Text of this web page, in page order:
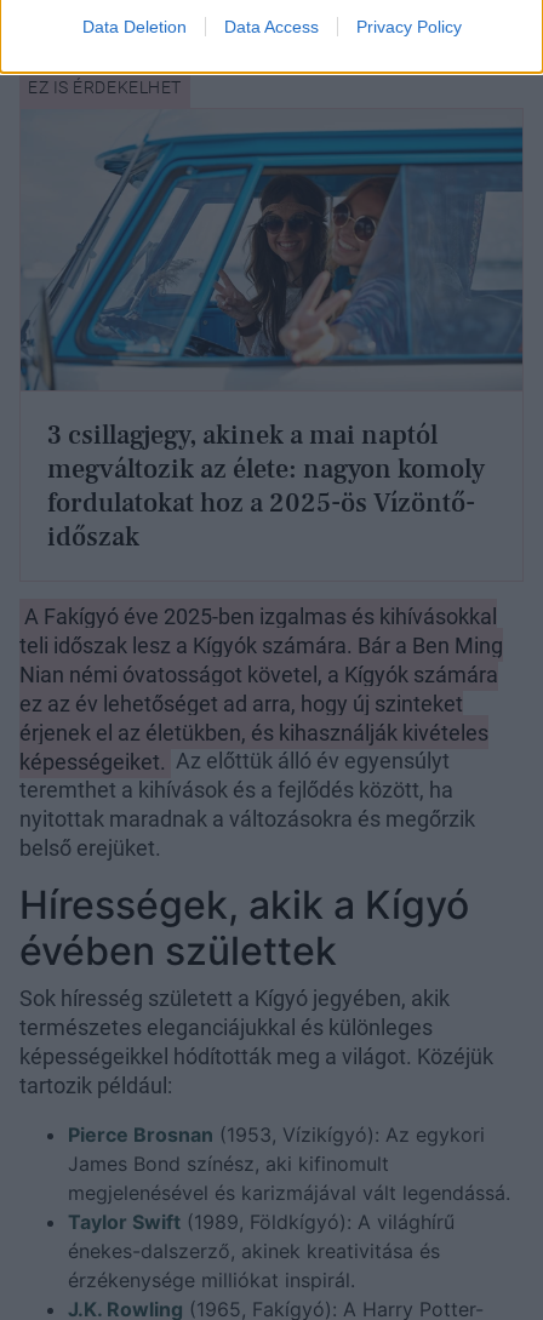
Data Deletion Data Access Privacy Policy
kiegyensúlyozottságot.
3 csillagjegy, akinek a mai naptól
megváltozik az élete: nagyon komoly
fordulatokat hoz a 2025-ös Vízöntő-
időszak
A Fakígyó éve 2025-ben izgalmas és kihívásokkal
teli időszak lesz a Kígyók számára. Bár a Ben Ming
Nian némi óvatosságot követel, a Kígyók számára
ez az év lehetőséget ad arra, hogy új szinteket
érjenek el az életükben, és kihasználják kivételes
képességeiket.
Az előttük álló év egyensúlyt
teremthet a kihívások és a fejlődés között, ha
nyitottak maradnak a változásokra és megőrzik
belső erejüket.
Hírességek, akik a Kígyó
évében születtek
Sok híresség született a Kígyó jegyében, akik
természetes eleganciájukkal és különleges
képességeikkel hódították meg a világot. Közéjük
tartozik például:
Pierce Brosnan (1953, Vízikígyó): Az egykori
James Bond színész, aki kifinomult
megjelenésével és karizmájával vált legendássá.
Taylor Swift (1989, Földkígyó): A világhírű
énekes-dalszerző, akinek kreativitása és
érzékenysége milliókat inspirál.
J.K. Rowling (1965, Fakígyó): A Harry Potter-